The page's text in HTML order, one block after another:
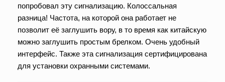
попробовал эту сигнализацию. Колоссальная
разница! Частота, на которой она работает не
позволит её заглушить вору, в то время как китайскую
можно заглушить простым брелком. Очень удобный
интерфейс. Также эта сигнализация сертифицирована
для установки охранными системами.